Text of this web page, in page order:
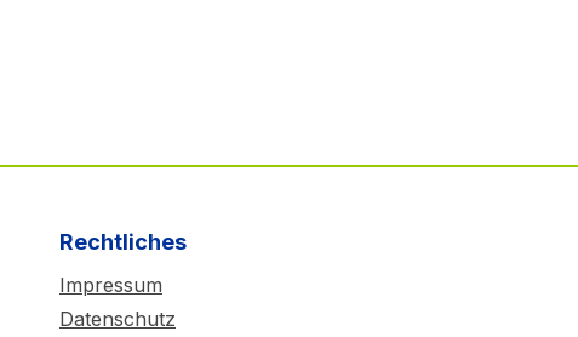
Rechtliches
Impressum
Datenschutz